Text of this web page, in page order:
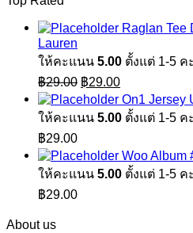
Raglan Tee
Lauren
ให้คะแนน 5.00 ตั้งแต่ 1-5
฿29.00 Original
price
was:
฿29.00.
฿29.00Current
price
is:
฿29.00.
On1 Jersey
ให้คะแนน 5.00 ตั้งแต่ 1-5
฿29.00
Woo Album
ให้คะแนน 5.00 ตั้งแต่ 1-5
฿29.00
About us